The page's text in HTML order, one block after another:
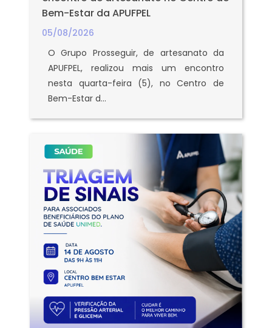
Bem-Estar da APUFPEL
05/08/2026
O Grupo Prosseguir, de artesanato da
APUFPEL, realizou mais um encontro
nesta quarta-feira (5), no Centro de
Bem-Estar d...